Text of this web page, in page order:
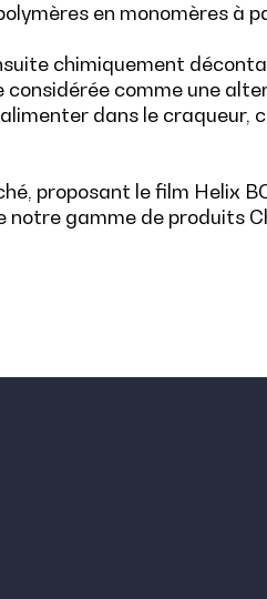
en monomères à
chimiquement
considérée comme une
dans le craqueur,
proposant le film Helix
notre gamme de produits